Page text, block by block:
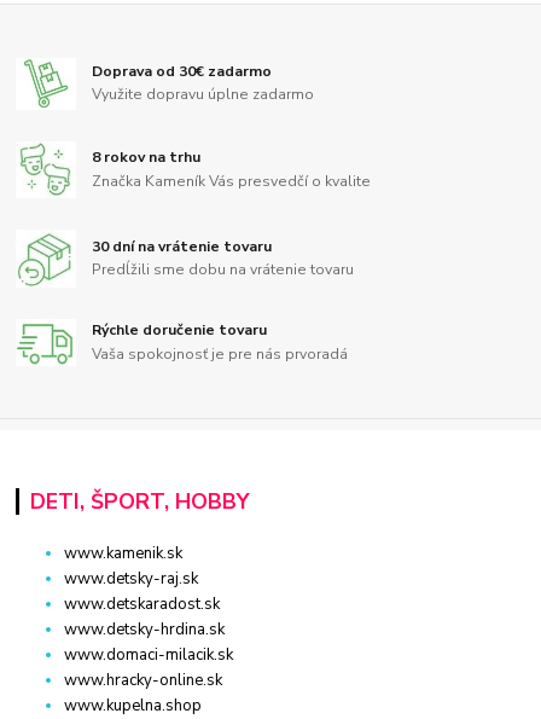
Doprava od 30€ zadarmo
Využite dopravu úplne zadarmo
8 rokov na trhu
Značka Kameník Vás presvedčí o kvalite
30 dní na vrátenie tovaru
Predĺžili sme dobu na vrátenie tovaru
Rýchle doručenie tovaru
Vaša spokojnosť je pre nás prvoradá
DETI, ŠPORT, HOBBY
www.kamenik.sk
www.detsky-raj.sk
www.detskaradost.sk
www.detsky-hrdina.sk
www.domaci-milacik.sk
www.hracky-online.sk
www.kupelna.shop